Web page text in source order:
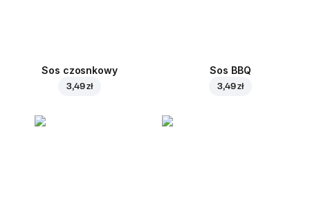
Sos czosnkowy
3,49 zł
Sos BBQ
3,49 zł